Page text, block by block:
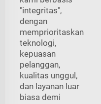
"integritas",
dengan
memprioritaskan
teknologi,
kepuasan
pelanggan,
kualitas unggul,
dan layanan luar
biasa demi